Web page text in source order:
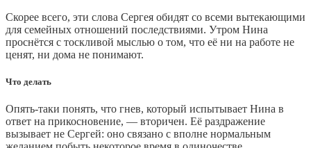
Скорее всего, эти слова Сергея обидят со всеми вытекающими
для семейных отношений последствиями. Утром Нина
проснётся с тоскливой мыслью о том, что её ни на работе не
ценят, ни дома не понимают.
Что делать
Опять-таки понять, что гнев, который испытывает Нина в
ответ на прикосновение, — вторичен. Её раздражение
вызывает не Сергей: оно связано с вполне нормальным